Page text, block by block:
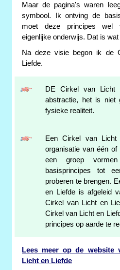
Maar de pagina's waren
symbool. Ik ontving de
moet deze principes wel
eigenlijke onderwijs. Dat is
Na deze visie begon ik de
Liefde.
DE Cirkel van Licht
abstractie, het is niet
fysieke realiteit.
Een Cirkel van
organisatie van één
een groep
basisprincipes tot
proberen te brengen.
en Liefde is afgeleid
Cirkel van Licht en
Cirkel van Licht en
principes op aarde te
Lees meer op de website
Licht en Liefde